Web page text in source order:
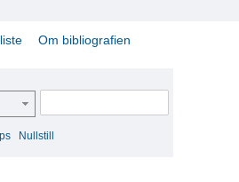
Om bibliografien
Nullstill